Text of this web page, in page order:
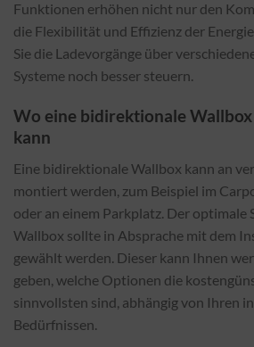
Funktionen erhöhen nicht nur den
die Flexibilität und Effizienz der
Sie die Ladevorgänge über
Systeme noch besser steuern.
Wo eine bidirektionale
kann
Eine bidirektionale Wallbox kann an
montiert werden, zum Beispiel im
oder an einem Parkplatz. Der optimale
Wallbox sollte in Absprache mit dem
gewählt werden. Dieser kann Ihnen
geben, welche Optionen die
sinnvollsten sind, abhängig von Ihren
Bedürfnissen.